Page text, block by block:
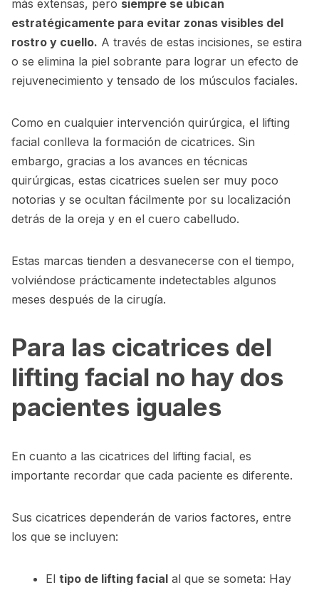
más extensas, pero siempre se ubican
estratégicamente para evitar zonas visibles del
rostro y cuello. A través de estas incisiones, se estira
o se elimina la piel sobrante para lograr un efecto de
rejuvenecimiento y tensado de los músculos faciales.
Como en cualquier intervención quirúrgica, el lifting
facial conlleva la formación de cicatrices. Sin
embargo, gracias a los avances en técnicas
quirúrgicas, estas cicatrices suelen ser muy poco
notorias y se ocultan fácilmente por su localización
detrás de la oreja y en el cuero cabelludo.
Estas marcas tienden a desvanecerse con el tiempo,
volviéndose prácticamente indetectables algunos
meses después de la cirugía.
Para las cicatrices del
lifting facial no hay dos
pacientes iguales
En cuanto a las cicatrices del lifting facial, es
importante recordar que cada paciente es diferente.
Sus cicatrices dependerán de varios factores, entre
los que se incluyen:
El tipo de lifting facial al que se someta: Hay